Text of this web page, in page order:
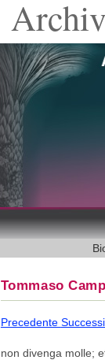
Tommaso
Precedente
non divenga molle;